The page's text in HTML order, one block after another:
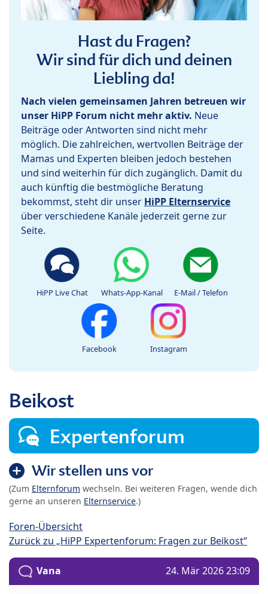
Hast du Fragen?
Wir sind für dich und deinen
Liebling da!
Nach vielen gemeinsamen Jahren betreuen wir
unser HiPP Forum nicht mehr aktiv. Neue
Beiträge oder Antworten sind nicht mehr
möglich. Die zahlreichen, wertvollen Beiträge der
Mamas und Experten bleiben jedoch bestehen
und sind weiterhin für dich zugänglich. Damit du
auch künftig die bestmögliche Beratung
bekommst, steht dir unser HiPP Elternservice
über verschiedene Kanäle jederzeit gerne zur
Seite.
HiPP Live Chat Whats-App-Kanal E-Mail / Telefon
Facebook Instagram
Beikost
Expertenforum
Wir stellen uns vor
(Zum Elternforum wechseln. Bei weiteren Fragen, wende dich
gerne an unseren Elternservice.)
Foren-Übersicht
Zurück zu „HiPP Expertenforum: Fragen zur Beikost“
Vana 24. Mär 2026 23:09